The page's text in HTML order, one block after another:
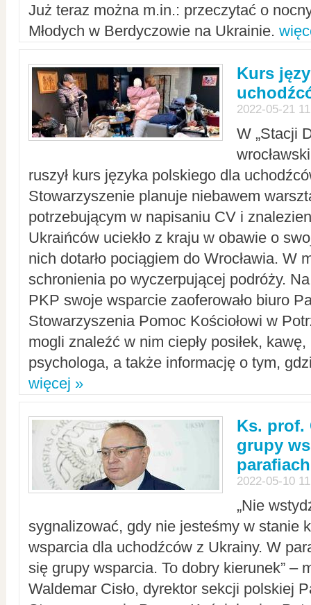
Już teraz można m.in.: przeczytać o
Młodych w Berdyczowie na Ukrainie.
Kurs
2022-05-21
W „Stacji
ruszył kurs języka polskiego dla
Stowarzyszenie planuje niebawem
potrzebującym w napisaniu CV i
Ukraińców uciekło z kraju w obawie o
nich dotarło pociągiem do Wrocławia. W
schronienia po wyczerpującej podróży.
PKP swoje wsparcie zaoferowało biuro
Stowarzyszenia Pomoc Kościołowi w
mogli znaleźć w nim ciepły posiłek,
psychologa, a także informację o tym,
więcej »
Ks. prof.
grupy
parafiach
2022-05-10
„Nie
sygnalizować, gdy nie jesteśmy w stanie
wsparcia dla uchodźców z Ukrainy. W
się grupy wsparcia. To dobry kierunek” –
Waldemar Cisło, dyrektor sekcji polskiej